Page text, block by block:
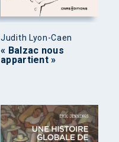
Judith Lyon-Caen
« Balzac nous
appartient »